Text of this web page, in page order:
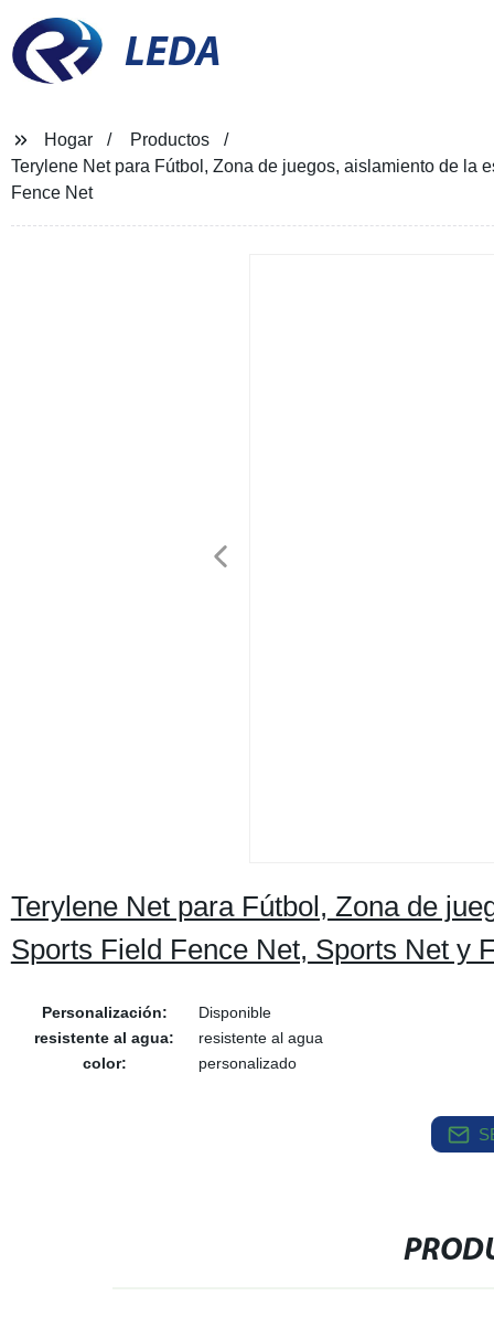
LEDA
Hogar
Productos
Terylene Net para Fútbol, Zona de juegos, aislamiento de la
Fence Net
Terylene Net para Fútbol, Zona de
Sports Field Fence Net, Sports Net y
Personalización:
Disponible
resistente al agua:
resistente al agua
color:
personalizado